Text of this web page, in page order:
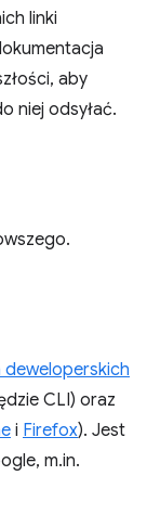
linki
aby
niej odsyłać.
deweloperskich
CLI) oraz
i Firefox). Jest
m.in.